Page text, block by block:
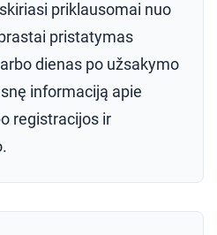
priklausomai nuo
pristatymas
dienas po užsakymo
informaciją apie
registracijos ir